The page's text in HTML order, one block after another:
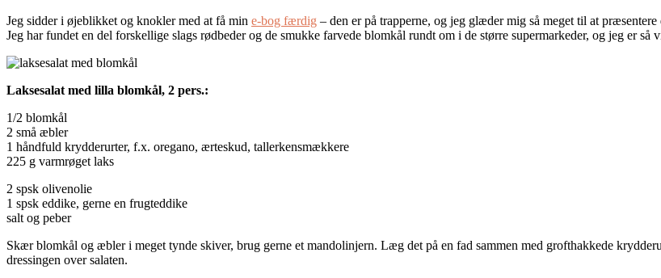
Jeg sidder i øjeblikket og knokler med at få min e-bog færdig – den er på trapperne, og jeg glæder mig så meget til at
Jeg har fundet en del forskellige slags rødbeder og de smukke farvede blomkål rundt om i de større supermarkeder, og jeg er
Laksesalat med lilla blomkål, 2 pers.:
1/2 blomkål
2 små æbler
1 håndfuld krydderurter, f.x. oregano, ærteskud, tallerkensmækkere
225 g varmrøget laks
2 spsk olivenolie
1 spsk eddike, gerne en frugteddike
salt og peber
Skær blomkål og æbler i meget tynde skiver, brug gerne et mandolinjern. Læg det på en fad sammen med grofthakkede
dressingen over salaten.